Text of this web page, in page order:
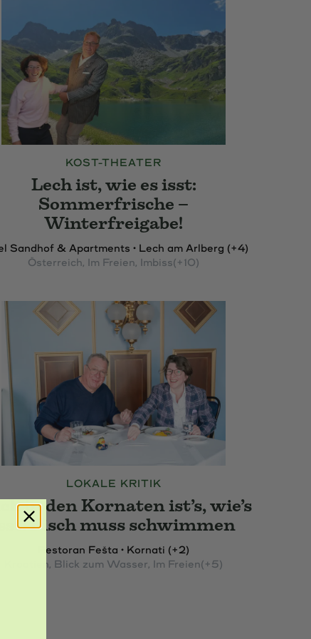
KOST-THEATER
Lech ist, wie es isst:
Sommerfrische –
Winterfreigabe!
Sandhof & Apartments • Lech am Arlberg (+4)
Österreich, Im Freien, Imbiss(+10)
LOKALE KRITIK
in den Kornaten ist’s, wie’s
isst: Fisch muss schwimmen
Restoran Fešta • Kornati (+2)
Kroatien, Blick zum Wasser, Im Freien(+5)